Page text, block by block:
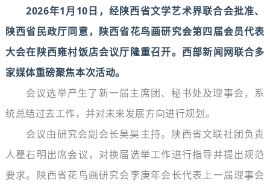
2026年1月10日，经陕西省文学艺术界联合会批准、
陕西省民政厅同意，陕西省花鸟画研究会第四届会员代表
大会在陕西雍村饭店会议厅隆重召开。西部新闻网联合多
家媒体重磅聚焦本次活动。
会议选举产生了新一届主席团、秘书处及理事会，系
统总结过去工作，并对未来发展方向进行规划。
会议由研究会副会长吴昊主持。陕西省文联社团负责
人瞿石明出席会议，对换届选举工作进行指导并提出规范
要求。陕西省花鸟画研究会李庚年会长代表上一届理事会